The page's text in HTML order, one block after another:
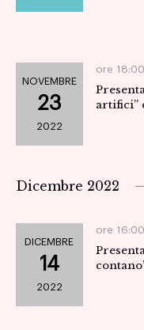
NOVEMBRE
23
2022
ore
artifici”
Dicembre 2022
DICEMBRE
14
2022
ore